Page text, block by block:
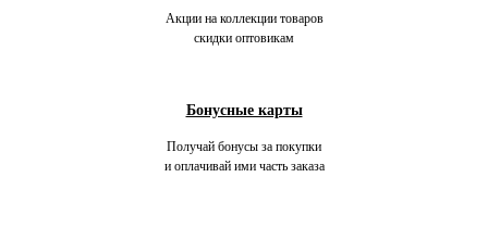
Акции на коллекции товаров
скидки оптовикам
Бонусные карты
Получай бонусы за покупки
и оплачивай ими часть заказа